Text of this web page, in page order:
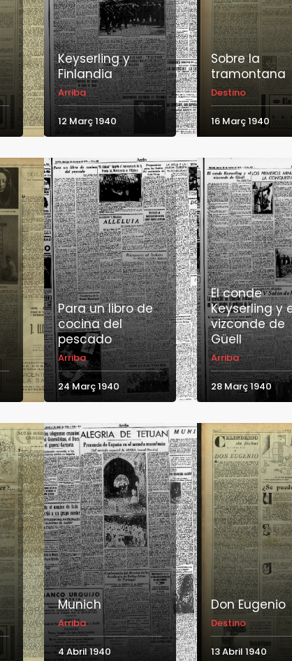
Keyserling y
Finlandia
Arriba
12 Març 1940
Sobre la
tramontana
Destino
16 Març 1940
Para un libro de
cocina del
pescado
Arriba
24 Març 1940
El conde
Keyserling y
vizconde de
Güell
Arriba
28 Març 1940
Munich
Arriba
4 Abril 1940
Don Eugenio
Destino
13 Abril 1940